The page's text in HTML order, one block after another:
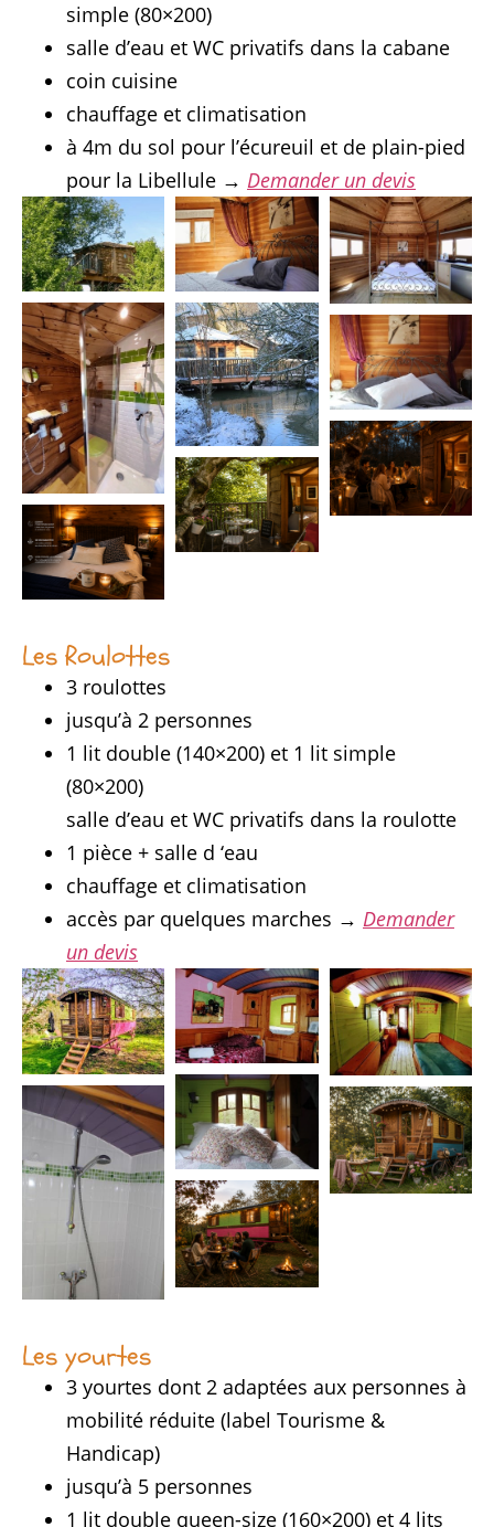
simple (80×200)
salle d’eau et WC privatifs dans la cabane
coin cuisine
chauffage et climatisation
à 4m du sol pour l’écureuil et de plain-pied
pour la Libellule → Demander un devis
Les Roulottes
3 roulottes
jusqu’à 2 personnes
1 lit double (140×200) et 1 lit simple
(80×200)
salle d’eau et WC privatifs dans la roulotte
1 pièce + salle d ‘eau
chauffage et climatisation
accès par quelques marches → Demander
un devis
Les yourtes
3 yourtes dont 2 adaptées aux personnes à
mobilité réduite (label Tourisme &
Handicap)
jusqu’à 5 personnes
1 lit double queen-size (160×200) et 4 lits